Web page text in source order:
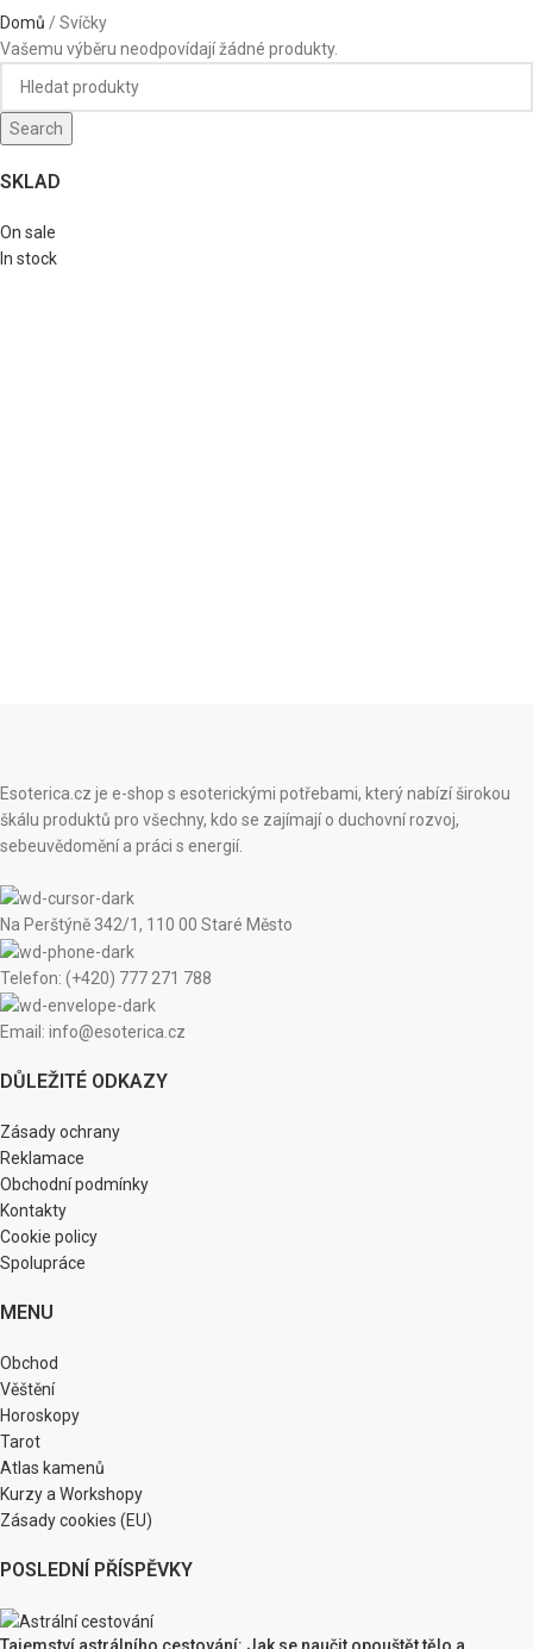
SKLAD
On sale
In stock
Domů
Svíčky
Vašemu výběru neodpovídají žádné produkty.
Search
Esoterica.cz je e-shop s esoterickými potřebami, který nabízí širokou
škálu produktů pro všechny, kdo se zajímají o duchovní rozvoj,
sebeuvědomění a práci s energií.
Na Perštýně 342/1, 110 00 Staré Město
Telefon: (+420) 777 271 788
Email: info@esoterica.cz
DŮLEŽITÉ ODKAZY
Zásady ochrany
Reklamace
Obchodní podmínky
Kontakty
Cookie policy
Spolupráce
MENU
Obchod
Věštění
Horoskopy
Tarot
Atlas kamenů
Kurzy a Workshopy
Zásady cookies (EU)
POSLEDNÍ PŘÍSPĚVKY